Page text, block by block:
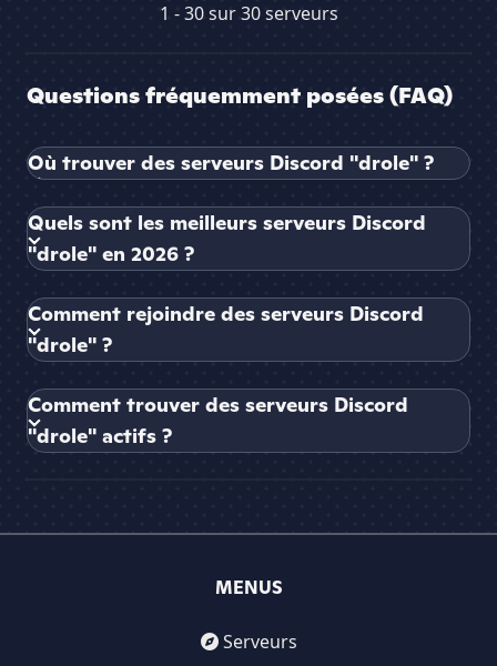
1 - 30 sur 30 serveurs
Questions fréquemment posées (FAQ)
Où trouver des serveurs Discord "drole" ?
Quels sont les meilleurs serveurs Discord
"drole" en 2026 ?
Comment rejoindre des serveurs Discord
"drole" ?
Comment trouver des serveurs Discord
"drole" actifs ?
MENUS
Serveurs